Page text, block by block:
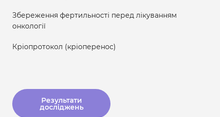
Збереження фертильності перед лікуванням
онкології
Кріопротокол (кріоперенос)
Результати
досліджень